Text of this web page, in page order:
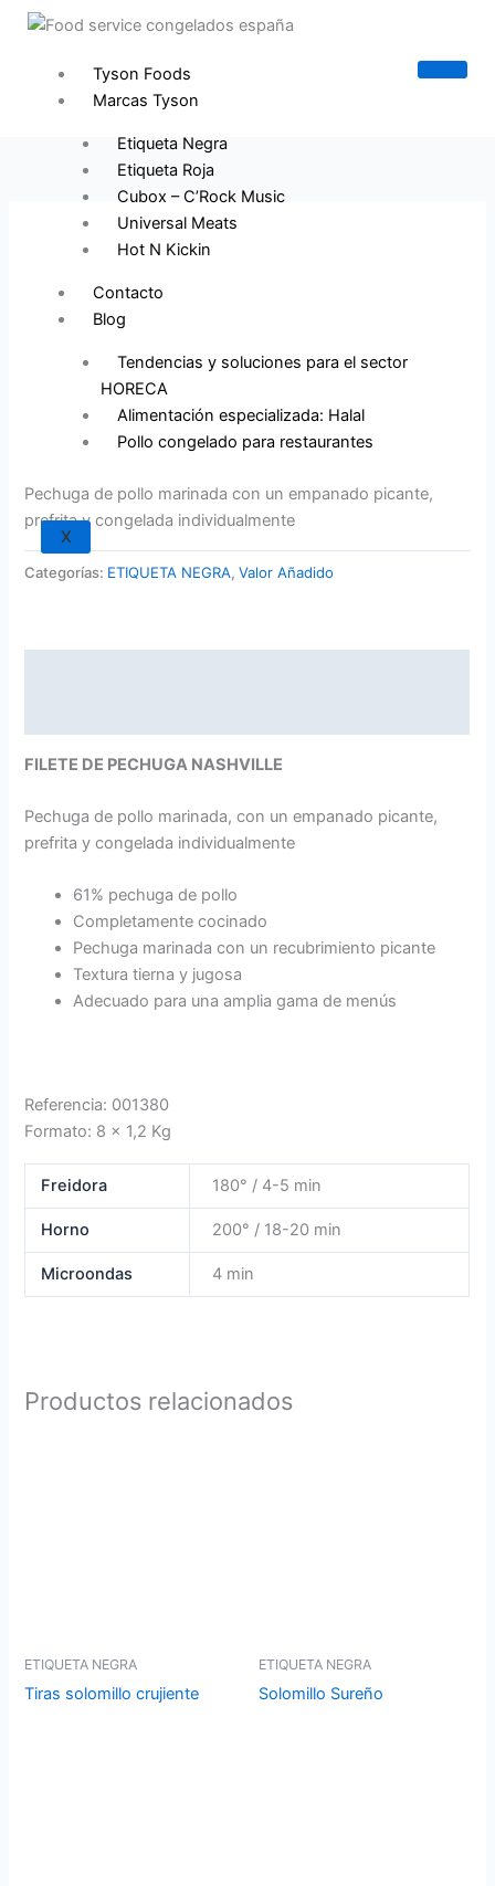
Tyson Foods
Marcas Tyson
Etiqueta Negra
Etiqueta Roja
Cubox – C’Rock Music
Universal Meats
Hot N Kickin
Contacto
Blog
Tendencias y soluciones para el sector
HORECA
Alimentación especializada: Halal
Pollo congelado para restaurantes
X
Pechuga de pollo marinada con un empanado picante,
prefrita y congelada individualmente
Categorías: ETIQUETA NEGRA,Valor Añadido
FILETE DE PECHUGA NASHVILLE
Pechuga de pollo marinada, con un empanado picante,
prefrita y congelada individualmente
61% pechuga de pollo
Completamente cocinado
Pechuga marinada con un recubrimiento picante
Textura tierna y jugosa
Adecuado para una amplia gama de menús
Referencia: 001380
Formato: 8 x 1,2 Kg
Freidora 180° / 4-5 min
Horno 200° / 18-20 min
Microondas 4 min
Productos relacionados
ETIQUETA NEGRA
Tiras solomillo crujiente
ETIQUETA NEGRA
Solomillo Sureño
B